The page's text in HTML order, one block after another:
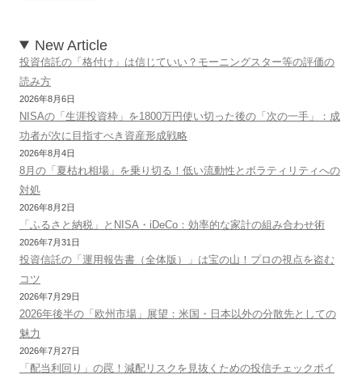
New Article
投資信託の「格付け」は信じていい？モーニングスター等の評価の
読み方
2026年8月6日
NISAの「生涯投資枠」を1800万円使い切った後の「次の一手」：成
功者が次に目指すべき資産形成戦略
2026年8月4日
8月の「夏枯れ相場」を乗り切る！低い流動性とボラティリティへの
対処
2026年8月2日
「ふるさと納税」とNISA・iDeCo：効率的な家計の組み合わせ術
2026年7月31日
投資信託の「運用報告書（全体版）」は宝の山！プロの視点を盗む
コツ
2026年7月29日
2026年後半の「欧州市場」展望：米国・日本以外の分散先としての
魅力
2026年7月27日
「配当利回り」の罠！減配リスクを見抜くための投信チェックポイ